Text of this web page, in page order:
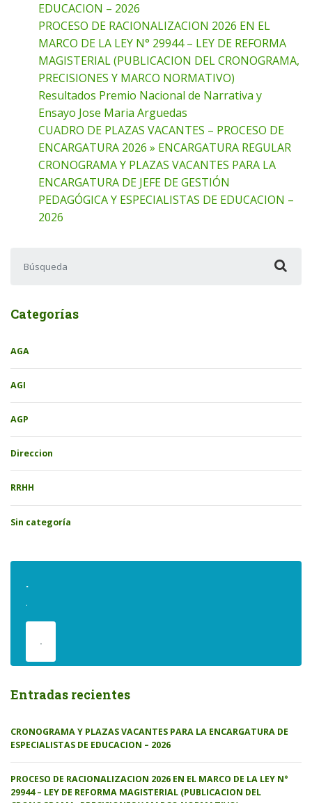
EDUCACION – 2026
PROCESO DE RACIONALIZACION 2026 EN EL
MARCO DE LA LEY N° 29944 – LEY DE REFORMA
MAGISTERIAL (PUBLICACION DEL CRONOGRAMA,
PRECISIONES Y MARCO NORMATIVO)
Resultados Premio Nacional de Narrativa y
Ensayo Jose Maria Arguedas
CUADRO DE PLAZAS VACANTES – PROCESO DE
ENCARGATURA 2026 » ENCARGATURA REGULAR
CRONOGRAMA Y PLAZAS VACANTES PARA LA
ENCARGATURA DE JEFE DE GESTIÓN
PEDAGÓGICA Y ESPECIALISTAS DE EDUCACION –
2026
Categorías
AGA
AGI
AGP
Direccion
RRHH
Sin categoría
.
.
.
Entradas recientes
CRONOGRAMA Y PLAZAS VACANTES PARA LA ENCARGATURA DE
ESPECIALISTAS DE EDUCACION – 2026
PROCESO DE RACIONALIZACION 2026 EN EL MARCO DE LA LEY N°
29944 – LEY DE REFORMA MAGISTERIAL (PUBLICACION DEL